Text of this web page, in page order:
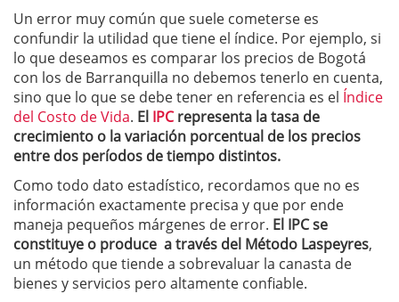
Un error muy común que suele cometerse es
confundir la utilidad que tiene el índice. Por ejemplo, si
lo que deseamos es comparar los precios de Bogotá
con los de Barranquilla no debemos tenerlo en cuenta,
sino que lo que se debe tener en referencia es el Índice
del Costo de Vida. El IPCrepresenta la tasa de
crecimiento o la variación porcentual de los precios
entre dos períodos de tiempo distintos.
Como todo dato estadístico, recordamos que no es
información exactamente precisa y que por ende
maneja pequeños márgenes de error. El IPC se
constituye o produce a través del Método Laspeyres,
un método que tiende a sobrevaluar la canasta de
bienes y servicios pero altamente confiable.